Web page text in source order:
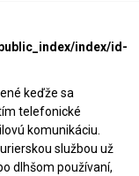
index/id-
keďže sa
telefonické
komunikáciu.
službou už
dlhšom používaní,